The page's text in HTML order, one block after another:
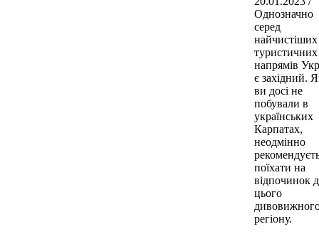
Однозначно
серед
найчистіших
туристичних
напрямів
є західний.
ви досі не
побували в
українських
Карпатах,
неодмінно
поїхати на
відпочинок
цього
регіону.